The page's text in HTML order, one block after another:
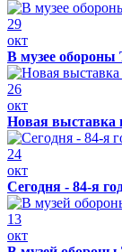
29
окт
В музее обороны
26
окт
Новая выставка
24
окт
Сегодня - 84-я
13
окт